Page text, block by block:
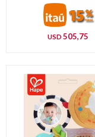
USD 505,75